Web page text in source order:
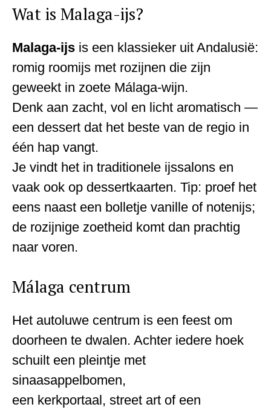
Wat is Malaga-ijs?
Malaga-ijs is een klassieker uit Andalusië:
romig roomijs met rozijnen die zijn
geweekt in zoete Málaga-wijn.
Denk aan zacht, vol en licht aromatisch —
een dessert dat het beste van de regio in
één hap vangt.
Je vindt het in traditionele ijssalons en
vaak ook op dessertkaarten. Tip: proef het
eens naast een bolletje vanille of notenijs;
de rozijnige zoetheid komt dan prachtig
naar voren.
Málaga centrum
Het autoluwe centrum is een feest om
doorheen te dwalen. Achter iedere hoek
schuilt een pleintje met
sinaasappelbomen,
een kerkportaal, street art of een